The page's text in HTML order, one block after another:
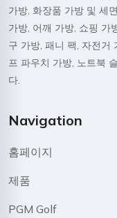
가방, 화장품 가방 및 세
가방, 어깨 가방, 쇼핑 가
구 가방, 패니 팩, 자전거
프 파우치 가방, 노트북
다.
Navigation
홈페이지
제품
PGM Golf